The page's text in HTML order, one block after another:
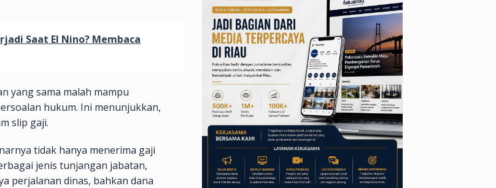
Saat El Nino? Membaca
yang sama malah mampu
hukum. Ini menunjukkan,
slip gaji.
tidak hanya menerima gaji
jenis tunjangan jabatan,
perjalanan dinas, bahkan dana